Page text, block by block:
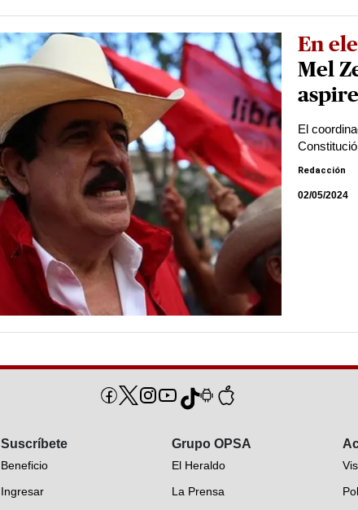
En
Mel
El
Redacción
02/05/2024
Suscríbete
Beneficio
Ingresar
Grupo OPSA
El Heraldo
La Prensa